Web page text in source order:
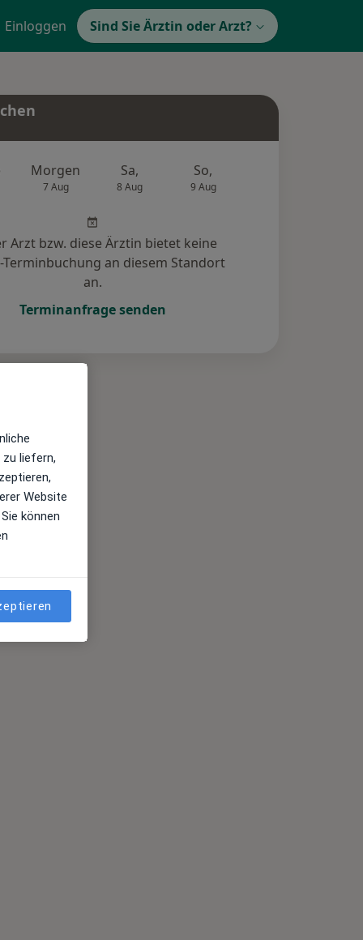
Einloggen Sind Sie Ärztin oder Arzt?
Morgen
7 Aug
Sa,
8 Aug
So,
9 Aug
Arzt bzw. diese Ärztin bietet keine
Terminbuchung an diesem Standort
an.
Terminanfrage senden
liefern,
Website
können